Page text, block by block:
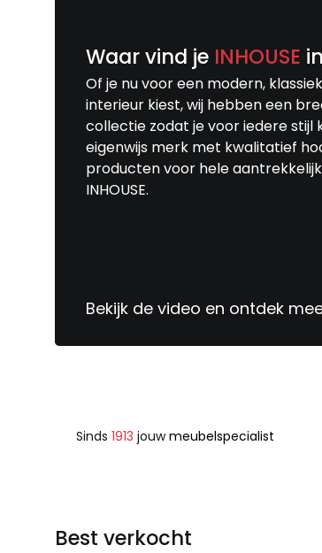
Waar vind je INHOUSE
Of je nu voor een modern,
interieur kiest, wij hebben een
collectie zodat je voor iedere stijl
eigenwijs merk met kwalitatief
producten voor hele
INHOUSE.
Bekijk de video en ontdek
Sinds 1913 jouwmeubelspecialist
Best verkocht